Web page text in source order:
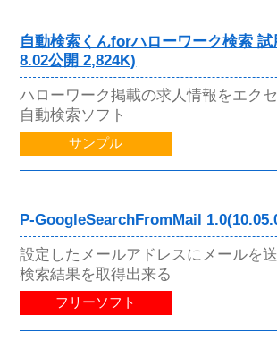
自動検索くんforハローワーク検索 試
8.02公開 2,824K)
ハローワーク掲載の求人情報をエク
自動検索ソフト
サンプル
P-GoogleSearchFromMail
設定したメールアドレスにメールを
検索結果を取得出来る
フリーソフト